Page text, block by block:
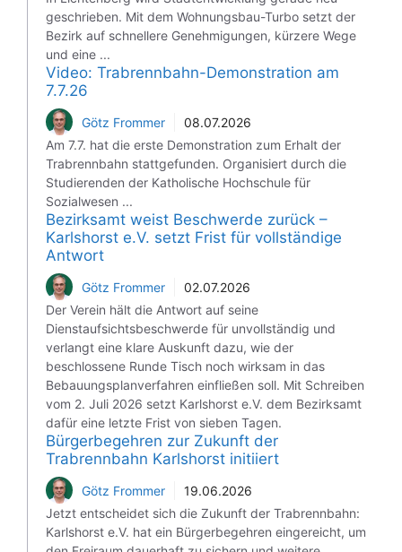
geschrieben. Mit dem Wohnungsbau-Turbo setzt der
Bezirk auf schnellere Genehmigungen, kürzere Wege
und eine ...
Video: Trabrennbahn-Demonstration am
7.7.26
Götz Frommer
08.07.2026
Am 7.7. hat die erste Demonstration zum Erhalt der
Trabrennbahn stattgefunden. Organisiert durch die
Studierenden der Katholische Hochschule für
Sozialwesen ...
Bezirksamt weist Beschwerde zurück –
Karlshorst e.V. setzt Frist für vollständige
Antwort
Götz Frommer
02.07.2026
Der Verein hält die Antwort auf seine
Dienstaufsichtsbeschwerde für unvollständig und
verlangt eine klare Auskunft dazu, wie der
beschlossene Runde Tisch noch wirksam in das
Bebauungsplanverfahren einfließen soll. Mit Schreiben
vom 2. Juli 2026 setzt Karlshorst e.V. dem Bezirksamt
dafür eine letzte Frist von sieben Tagen.
Bürgerbegehren zur Zukunft der
Trabrennbahn Karlshorst initiiert
Götz Frommer
19.06.2026
Jetzt entscheidet sich die Zukunft der Trabrennbahn:
Karlshorst e.V. hat ein Bürgerbegehren eingereicht, um